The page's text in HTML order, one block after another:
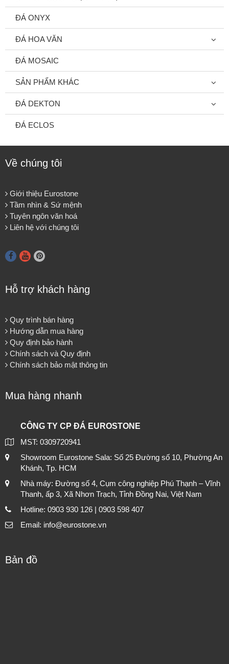
ĐÁ ONYX
ĐÁ HOA VĂN
ĐÁ MOSAIC
SẢN PHẨM KHÁC
ĐÁ DEKTON
ĐÁ ECLOS
Về chúng tôi
Giới thiệu Eurostone
Tầm nhìn & Sứ mệnh
Tuyên ngôn văn hoá
Liên hệ với chúng tôi
Hỗ trợ khách hàng
Quy trình bán hàng
Hướng dẫn mua hàng
Quy định bảo hành
Chính sách và Quy định
Chính sách bảo mật thông tin
Mua hàng nhanh
CÔNG TY CP ĐÁ EUROSTONE
MST: 0309720941
Showroom Eurostone Sala: Số 25 Đường số 10, Phường An
Khánh, Tp. HCM
Nhà máy: Đường số 4, Cụm công nghiệp Phú Thạnh – Vĩnh
Thanh, ấp 3, Xã Nhơn Trạch, Tỉnh Đồng Nai, Việt Nam
Hotline: 0903 930 126 | 0903 598 407
Email: info@eurostone.vn
Bản đồ